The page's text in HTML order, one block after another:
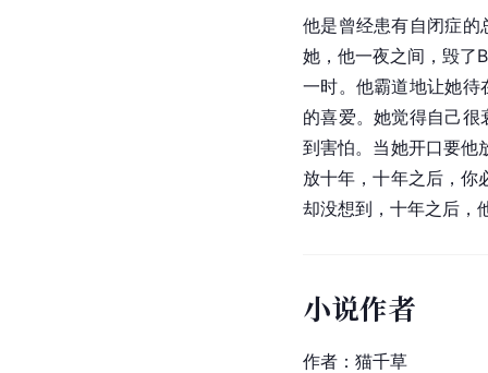
他是曾经患有自闭症的
她，他一夜之间，毁了
一时。他霸道地让她待
的喜爱。她觉得自己
到害怕。当她开口要他
放十年，十年之后，你
却没想到，十年之后，
小说作者
作者：猫千草